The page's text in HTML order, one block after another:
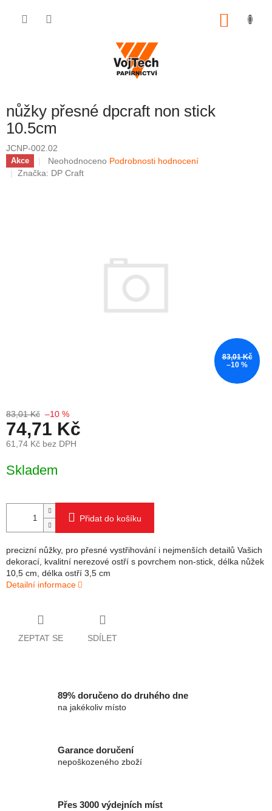
nůžky přesné dpcraft non stick
10.5cm
JCNP-002.02
Akce Průměrné hodnocení produktu je 0,0 z 5 hvězdiček.
Neohodnoceno Podrobnosti hodnocení
Značka: DP Craft
83,01 Kč
–10 %
83,01 Kč –10 %
74,71 Kč
61,74 Kč bez DPH
Skladem
Přidat do košíku
precizní nůžky, pro přesné vystřihování i nejmenších detailů Vašich
dekorací, kvalitní nerezové ostří s povrchem non-stick, délka nůžek
10,5 cm, délka ostří 3,5 cm
Detailní informace
ZEPTAT SE SDÍLET
89% doručeno do druhého dne
na jakékoliv místo
Garance doručení
nepoškozeného zboží
Přes 3000 výdejních míst